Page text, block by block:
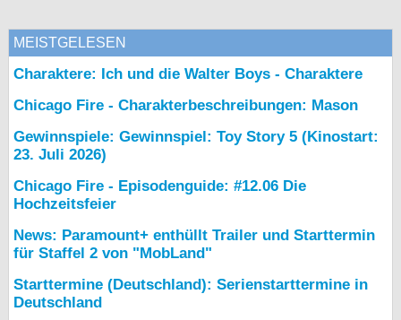
MEISTGELESEN
Charaktere: Ich und die Walter Boys - Charaktere
Chicago Fire - Charakterbeschreibungen: Mason
Gewinnspiele: Gewinnspiel: Toy Story 5 (Kinostart:
23. Juli 2026)
Chicago Fire - Episodenguide: #12.06 Die
Hochzeitsfeier
News: Paramount+ enthüllt Trailer und Starttermin
für Staffel 2 von "MobLand"
Starttermine (Deutschland): Serienstarttermine in
Deutschland